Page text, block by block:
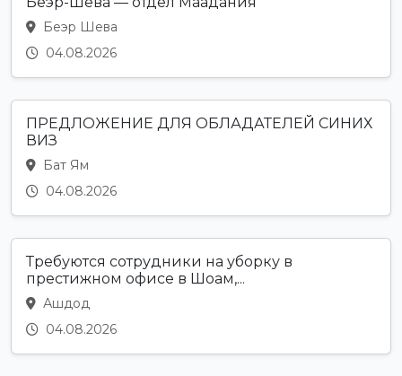
Беэр Шева
04.08.2026
ПРЕДЛОЖЕНИЕ ДЛЯ ОБЛАДАТЕЛЕЙ СИНИХ
ВИЗ
Бат Ям
04.08.2026
Требуются сотрудники на уборку в
престижном офисе в Шоам,...
Ашдод
04.08.2026